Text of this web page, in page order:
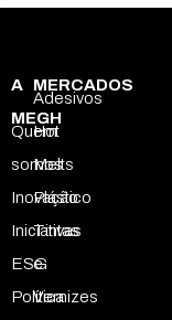
A
MEGH
Quem
somos
Inovação
Iniciativas
ESG
Política
MERCADOS
Adesivos
Hot
Melts
Plástico
Tintas
e
Vernizes